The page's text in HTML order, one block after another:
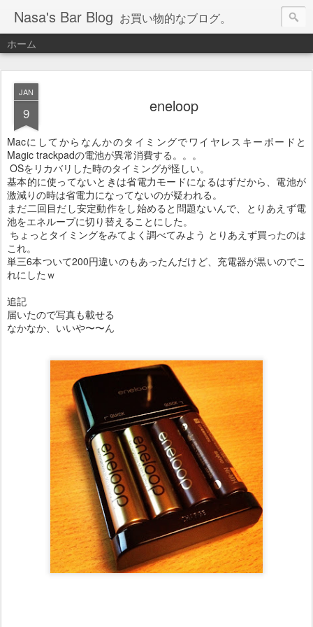
Nasa's Bar Blog お買い物的なブログ。
ホーム
JAN
9 eneloop
Macにしてからなんかのタイミングでワイヤレスキーボードと
Magic trackpadの電池が異常消費する。。。
OSをリカバリした時のタイミングが怪しい。
基本的に使ってないときは省電力モードになるはずだから、電池が
激減りの時は省電力になってないのが疑われる。
まだ二回目だし安定動作をし始めると問題ないんで、とりあえず電
池をエネループに切り替えることにした。
ちょっとタイミングをみてよく調べてみよう とりあえず買ったのは
これ。
単三6本ついて200円違いのもあったんだけど、充電器が黒いのでこ
れにしたｗ
追記
届いたので写真も載せる
なかなか、いいや〜〜ん